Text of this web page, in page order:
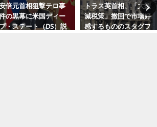
倍元首相狙撃テロ事
の黒幕に米国ディー
・ステート（DS）説
トラス英首相、「大型
減税策」撤回で市場好
感するもののスタグフ